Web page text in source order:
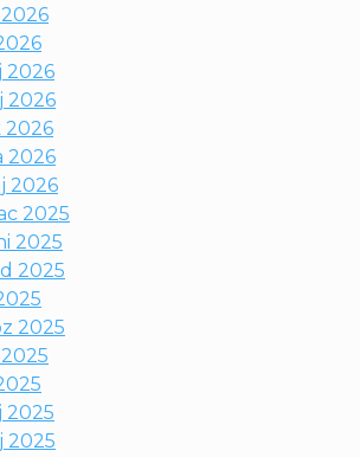
2026
2026
2026
2026
2026
2025
2025
2025
2025
2025
2025